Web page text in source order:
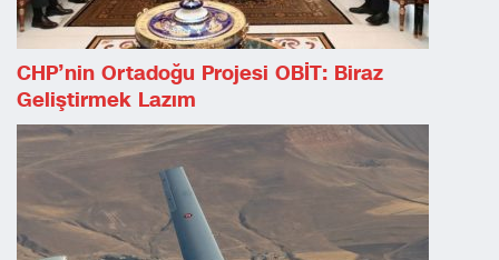
CHP’nin Ortadoğu Projesi OBİT: Biraz
Geliştirmek Lazım